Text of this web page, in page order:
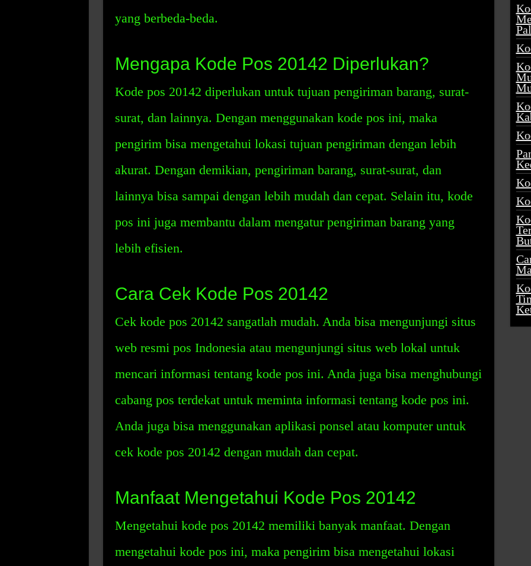
yang berbeda-beda.
Mengapa Kode Pos 20142 Diperlukan?
Kode pos 20142 diperlukan untuk tujuan pengiriman barang, surat-
surat, dan lainnya. Dengan menggunakan kode pos ini, maka
pengirim bisa mengetahui lokasi tujuan pengiriman dengan lebih
akurat. Dengan demikian, pengiriman barang, surat-surat, dan
lainnya bisa sampai dengan lebih mudah dan cepat. Selain itu, kode
pos ini juga membantu dalam mengatur pengiriman barang yang
lebih efisien.
Cara Cek Kode Pos 20142
Cek kode pos 20142 sangatlah mudah. Anda bisa mengunjungi situs
web resmi pos Indonesia atau mengunjungi situs web lokal untuk
mencari informasi tentang kode pos ini. Anda juga bisa menghubungi
cabang pos terdekat untuk meminta informasi tentang kode pos ini.
Anda juga bisa menggunakan aplikasi ponsel atau komputer untuk
cek kode pos 20142 dengan mudah dan cepat.
Manfaat Mengetahui Kode Pos 20142
Mengetahui kode pos 20142 memiliki banyak manfaat. Dengan
mengetahui kode pos ini, maka pengirim bisa mengetahui lokasi